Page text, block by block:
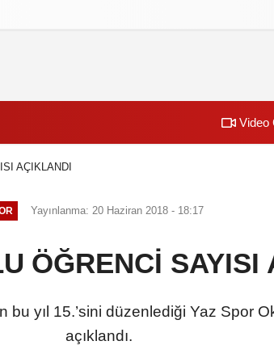
Video
AÇIKLANDI
Yayınlanma: 20 Haziran 2018 - 18:17
ÖĞRENCİ SAYISI
yıl 15.’sini düzenlediği Yaz Spor
açıklandı.